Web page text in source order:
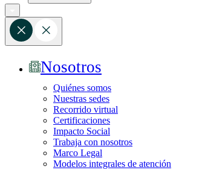
Nosotros
Quiénes somos
Nuestras sedes
Recorrido virtual
Certificaciones
Impacto Social
Trabaja con nosotros
Marco Legal
Modelos integrales de atención